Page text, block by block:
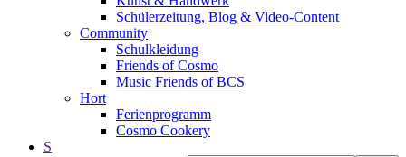
Schülerzeitung, Blog & Video-Content
Community
Schulkleidung
Friends of Cosmo
Music Friends of BCS
Hort
Ferienprogramm
Cosmo Cookery
S